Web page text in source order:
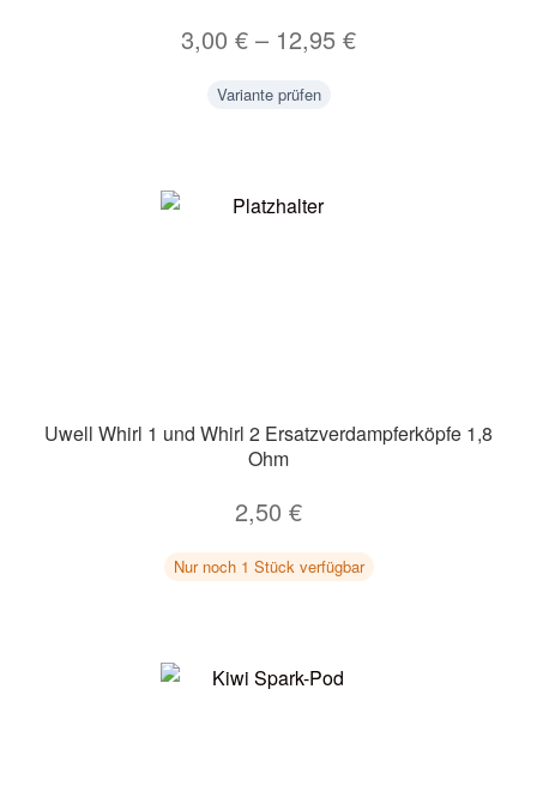
3,00 € – 12,95 €
Variante prüfen
Uwell Whirl 1 und Whirl 2 Ersatzverdampferköpfe 1,8
Ohm
2,50 €
Nur noch 1 Stück verfügbar